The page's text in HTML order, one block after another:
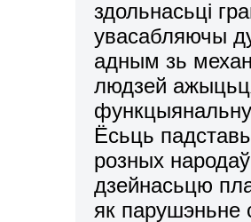
здольнасьці
увасабляючы
адным зь
людзей
Ёсьць
pозных наpодаў
дзейнасьцю
як парушэньне